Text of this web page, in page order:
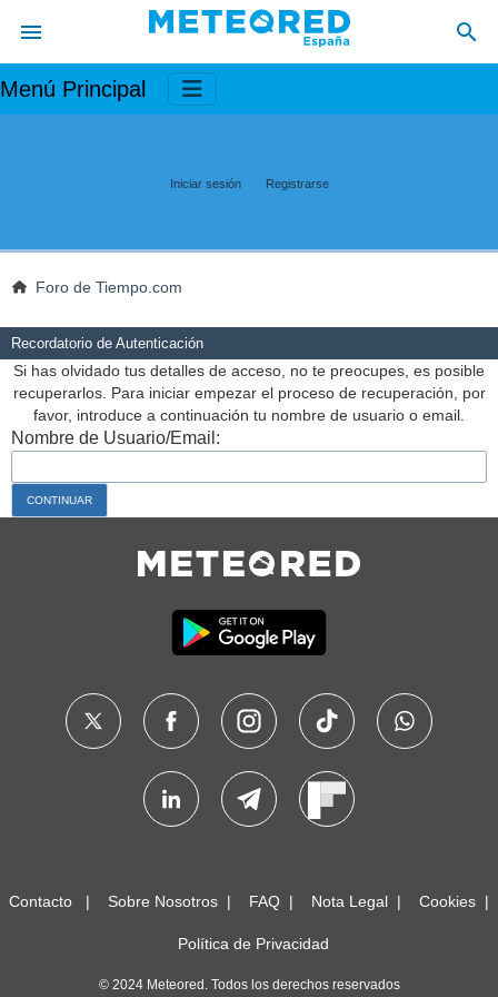
Menú Principal
Iniciar sesión Registrarse
Foro de Tiempo.com
Recordatorio de Autenticación
Si has olvidado tus detalles de acceso, no te preocupes, es posible
recuperarlos. Para iniciar empezar el proceso de recuperación, por
favor, introduce a continuación tu nombre de usuario o email.
Nombre de Usuario/Email:
Contacto Sobre Nosotros FAQ Nota Legal Cookies
Política de Privacidad
© 2024 Meteored. Todos los derechos reservados